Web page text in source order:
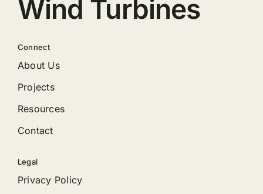
Wind Turbines
Connect
About Us
Projects
Resources
Contact
Legal
Privacy Policy